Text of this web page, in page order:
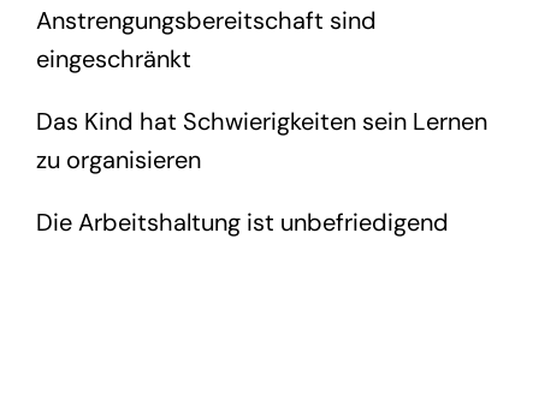
Anstrengungsbereitschaft sind
eingeschränkt
Das Kind hat Schwierigkeiten sein Lernen
zu organisieren
Die Arbeitshaltung ist unbefriedigend